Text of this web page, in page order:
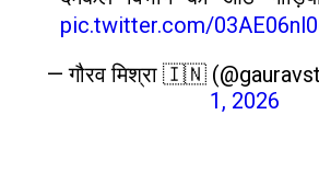
pic.twitter.com/
— गौरव मिश्रा 🇮🇳
1, 2026